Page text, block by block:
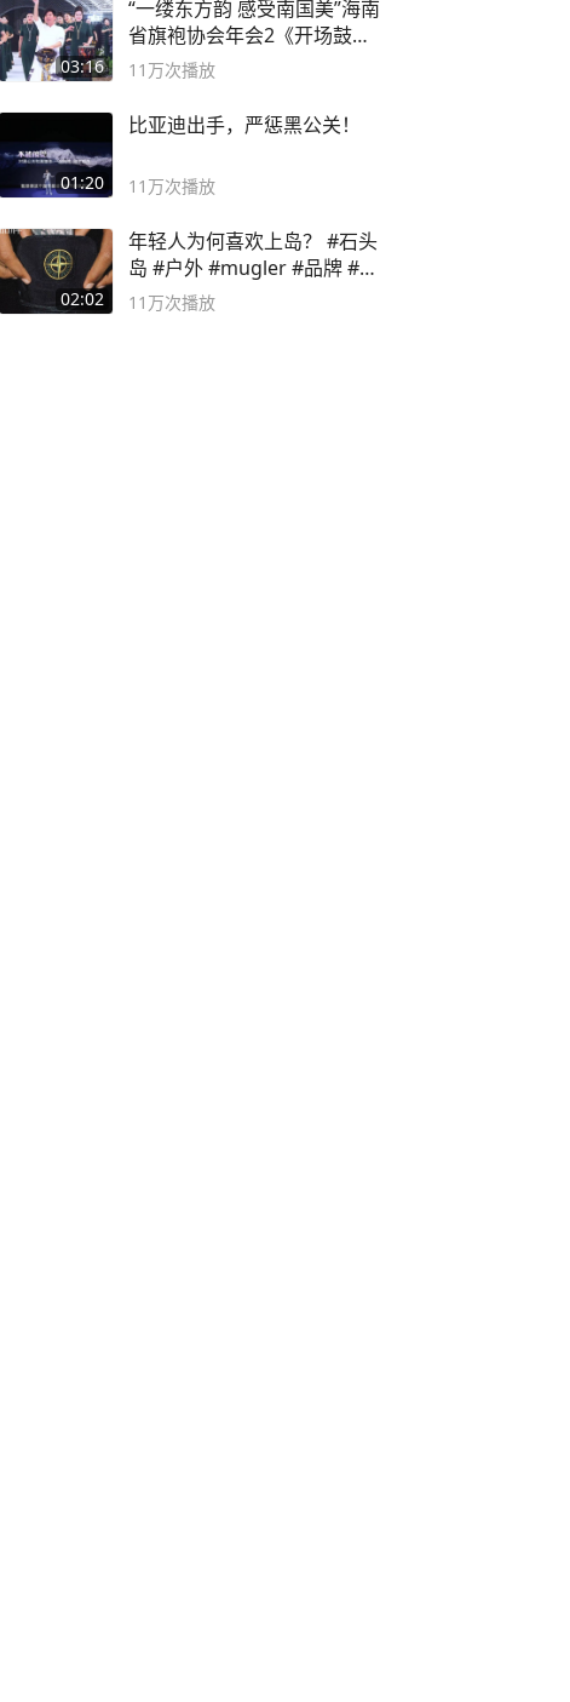
03:16
“一缕东方韵 感受南国美”海南
省旗袍协会年会2《开场鼓》
二团
11万次播放
01:20
比亚迪出手，严惩黑公关！
11万次播放
02:02
年轻人为何喜欢上岛？ #石头
岛 #户外 #mugler #品牌 #足
球流氓
11万次播放